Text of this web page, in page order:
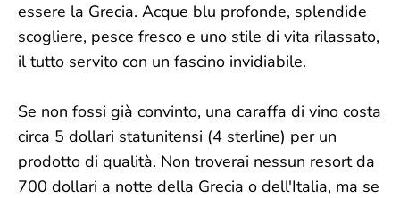
essere la Grecia. Acque blu profonde, splendide
scogliere, pesce fresco e uno stile di vita rilassato,
il tutto servito con un fascino invidiabile.
Se non fossi già convinto, una caraffa di vino costa
circa 5 dollari statunitensi (4 sterline) per un
prodotto di qualità. Non troverai nessun resort da
700 dollari a notte della Grecia o dell'Italia, ma se